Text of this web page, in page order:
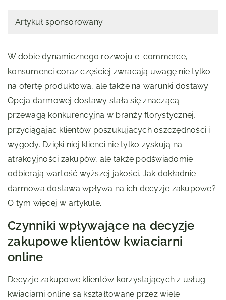
Artykuł sponsorowany
W dobie dynamicznego rozwoju e-commerce,
konsumenci coraz częściej zwracają uwagę nie tylko
na ofertę produktową, ale także na warunki dostawy.
Opcja darmowej dostawy stała się znaczącą
przewagą konkurencyjną w branży florystycznej,
przyciągając klientów poszukujących oszczędności i
wygody. Dzięki niej klienci nie tylko zyskują na
atrakcyjności zakupów, ale także podświadomie
odbierają wartość wyższej jakości. Jak dokładnie
darmowa dostawa wpływa na ich decyzje zakupowe?
O tym więcej w artykule.
Czynniki wpływające na decyzje
zakupowe klientów kwiaciarni
online
Decyzje zakupowe klientów korzystających z usług
kwiaciarni online są kształtowane przez wiele